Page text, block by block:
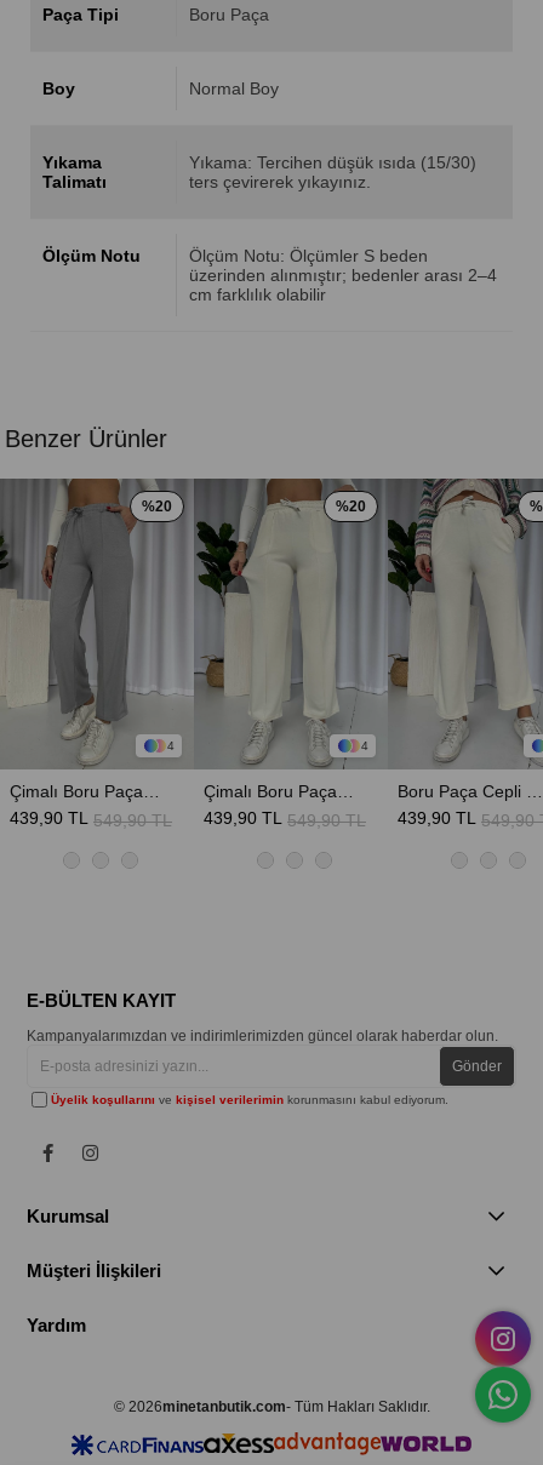
Paça Tipi Boru Paça
Boy Normal Boy
Yıkama
Talimatı
Yıkama: Tercihen düşük ısıda (15/30)
ters çevirerek yıkayınız.
Ölçüm Notu
Ölçüm Notu: Ölçümler S beden
üzerinden alınmıştır; bedenler arası 2–4
cm farklılık olabilir
Benzer Ürünler
4
439,90 TL 549,90 TL
%20
4
439,90 TL 549,90 TL
%20
439,90 TL 549,90
E-BÜLTEN KAYIT
Kampanyalarımızdan ve indirimlerimizden güncel olarak haberdar olun.
Gönder
Üyelik koşullarını vekişisel verilerimin korunmasını kabul ediyorum.
Kurumsal
Müşteri İlişkileri
Yardım
© 2026minetanbutik.com- Tüm Hakları Saklıdır.